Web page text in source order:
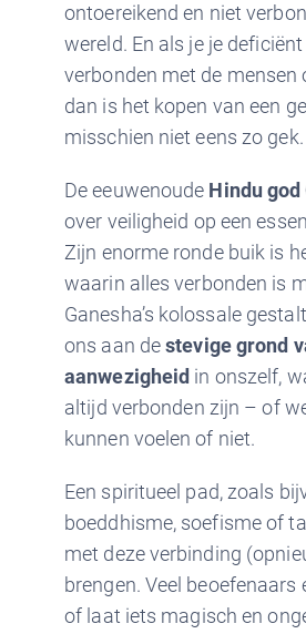
ontoereikend en niet
wereld. En als je je
verbonden met de mensen
dan is het kopen van een
misschien niet eens zo gek.
De eeuwenoude Hindu god
over veiligheid op een
Zijn enorme ronde buik is
waarin alles verbonden is
Ganesha’s kolossale
ons aan destevige grond
aanwezigheid in onszelf,
altijd verbonden zijn – of
kunnen voelen of niet.
Een spiritueel pad, zoals
boeddhisme, soefisme of
met deze verbinding
brengen. Veel beoefenaars
of laat iets magisch en